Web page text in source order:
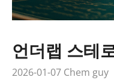
언더랩 스테
2026-01-07 Chem guy